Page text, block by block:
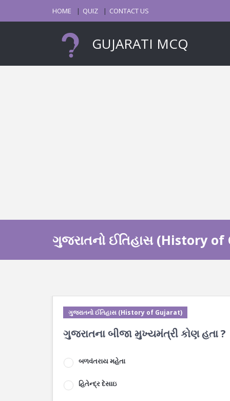
HOME QUIZ CONTACT US
GUJARATI MCQ
ગુજરાતનો ઈતિહાસ (History
ગુજરાતનો ઈતિહાસ (History of Gujarat)
ગુજરાતના બીજા મુખ્યમંત્રી કોણ હતા ?
બળવંતરાય મહેતા
હિતેન્દ્ર દેસાઇ